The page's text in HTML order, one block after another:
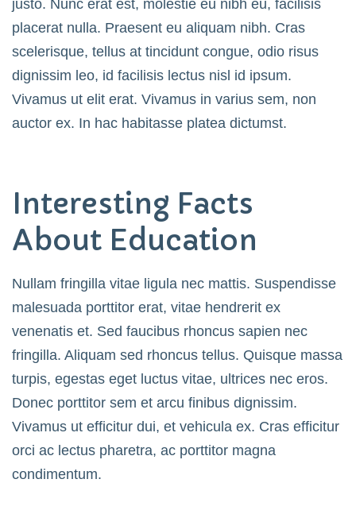
justo. Nunc erat est, molestie eu nibh eu, facilisis
placerat nulla. Praesent eu aliquam nibh. Cras
scelerisque, tellus at tincidunt congue, odio risus
dignissim leo, id facilisis lectus nisl id ipsum.
Vivamus ut elit erat. Vivamus in varius sem, non
auctor ex. In hac habitasse platea dictumst.
Interesting Facts
About Education
Nullam fringilla vitae ligula nec mattis. Suspendisse
malesuada porttitor erat, vitae hendrerit ex
venenatis et. Sed faucibus rhoncus sapien nec
fringilla. Aliquam sed rhoncus tellus. Quisque massa
turpis, egestas eget luctus vitae, ultrices nec eros.
Donec porttitor sem et arcu finibus dignissim.
Vivamus ut efficitur dui, et vehicula ex. Cras efficitur
orci ac lectus pharetra, ac porttitor magna
condimentum.